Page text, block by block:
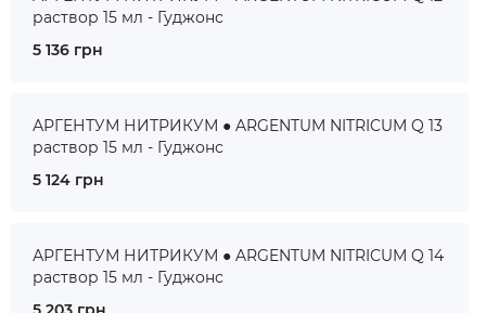
раствор 15 мл - Гуджонс
5 136 грн
АРГЕНТУМ НИТРИКУМ ● ARGENTUM NITRICUM Q 13
раствор 15 мл - Гуджонс
5 124 грн
АРГЕНТУМ НИТРИКУМ ● ARGENTUM NITRICUM Q 14
раствор 15 мл - Гуджонс